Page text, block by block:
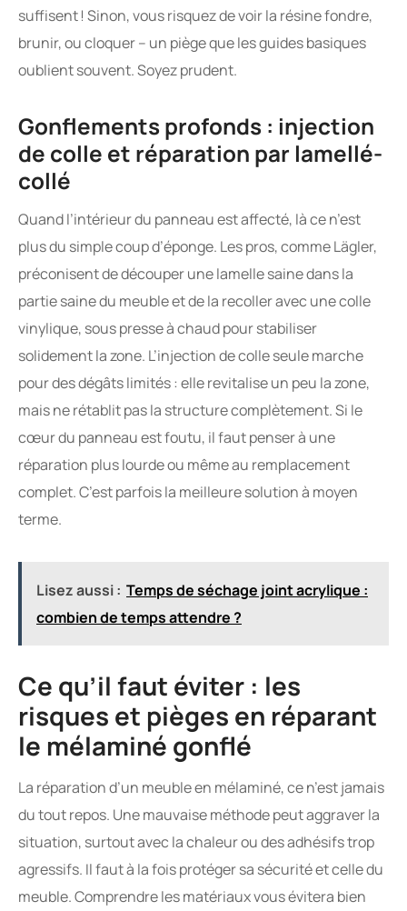
suffisent ! Sinon, vous risquez de voir la résine fondre,
brunir, ou cloquer – un piège que les guides basiques
oublient souvent. Soyez prudent.
Gonflements profonds : injection
de colle et réparation par lamellé-
collé
Quand l’intérieur du panneau est affecté, là ce n’est
plus du simple coup d’éponge. Les pros, comme Lägler,
préconisent de découper une lamelle saine dans la
partie saine du meuble et de la recoller avec une colle
vinylique, sous presse à chaud pour stabiliser
solidement la zone. L’injection de colle seule marche
pour des dégâts limités : elle revitalise un peu la zone,
mais ne rétablit pas la structure complètement. Si le
cœur du panneau est foutu, il faut penser à une
réparation plus lourde ou même au remplacement
complet. C’est parfois la meilleure solution à moyen
terme.
Lisez aussi : Temps de séchage joint acrylique :
combien de temps attendre ?
Ce qu’il faut éviter : les
risques et pièges en réparant
le mélaminé gonflé
La réparation d’un meuble en mélaminé, ce n’est jamais
du tout repos. Une mauvaise méthode peut aggraver la
situation, surtout avec la chaleur ou des adhésifs trop
agressifs. Il faut à la fois protéger sa sécurité et celle du
meuble. Comprendre les matériaux vous évitera bien